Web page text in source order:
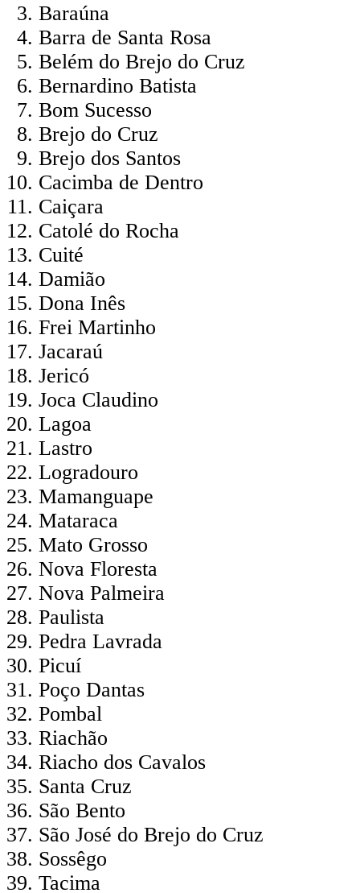
Baraúna
Barra de Santa Rosa
Belém do Brejo do Cruz
Bernardino Batista
Bom Sucesso
Brejo do Cruz
Brejo dos Santos
Cacimba de Dentro
Caiçara
Catolé do Rocha
Cuité
Damião
Dona Inês
Frei Martinho
Jacaraú
Jericó
Joca Claudino
Lagoa
Lastro
Logradouro
Mamanguape
Mataraca
Mato Grosso
Nova Floresta
Nova Palmeira
Paulista
Pedra Lavrada
Picuí
Poço Dantas
Pombal
Riachão
Riacho dos Cavalos
Santa Cruz
São Bento
São José do Brejo do Cruz
Sossêgo
Tacima